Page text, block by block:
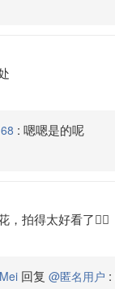
: 嗯嗯是的呢
，拍得太好看了👍🏻
回复 @匿名用户 :